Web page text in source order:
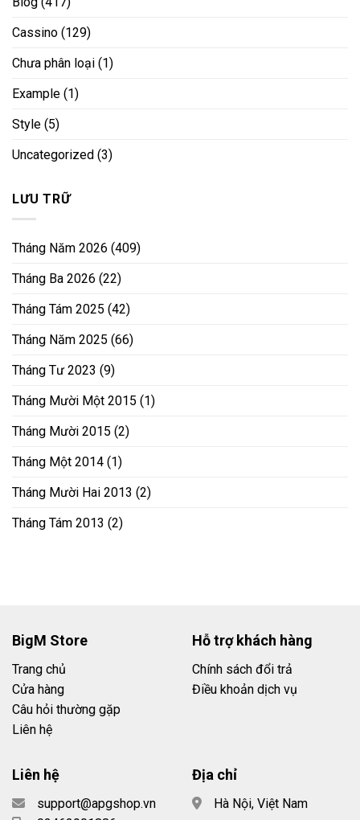
Cassino (129)
Chưa phân loại (1)
Example (1)
Style (5)
Uncategorized (3)
LƯU TRỮ
Tháng Năm 2026 (409)
Tháng Ba 2026 (22)
Tháng Tám 2025 (42)
Tháng Năm 2025 (66)
Tháng Tư 2023 (9)
Tháng Mười Một 2015 (1)
Tháng Mười 2015 (2)
Tháng Một 2014 (1)
Tháng Mười Hai 2013 (2)
Tháng Tám 2013 (2)
BigM Store
Trang chủ
Cửa hàng
Câu hỏi thường gặp
Liên hệ
Hỗ trợ khách hàng
Chính sách đổi trả
Điều khoản dịch vụ
Liên hệ
support@apgshop.vn
Địa chỉ
Hà Nội, Việt Nam